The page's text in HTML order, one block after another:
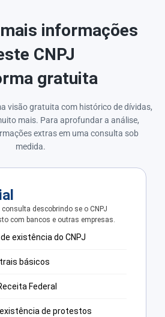
mais informações
CNPJ
gratuita
visão gratuita com histórico de dívidas,
mais. Para aprofundar a análise,
extras em uma consulta sob
medida.
descobrindo se o CNPJ
com bancos e outras empresas.
existência do CNPJ
básicos
Federal
de protestos